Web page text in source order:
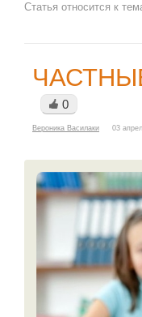
Статья относится к
0
Вероника Василаки 03